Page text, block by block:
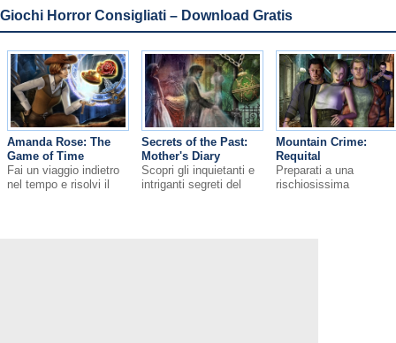
Giochi Horror Сonsigliati – Download Gratis
Amanda Rose: The
Game of Time
Fai un viaggio indietro
nel tempo e risolvi il
Secrets of the Past:
Mother's Diary
Scopri gli inquietanti e
intriganti segreti del
Mountain Crime:
Requital
Preparati a una
rischiosissima